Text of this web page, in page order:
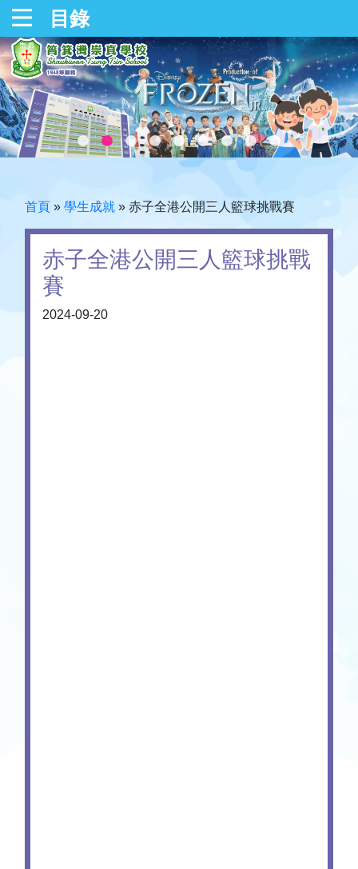
目錄
首頁 » 學生成就 » 赤子全港公開三人籃球挑戰賽
赤子全港公開三人籃球挑戰
賽
2024-09-20